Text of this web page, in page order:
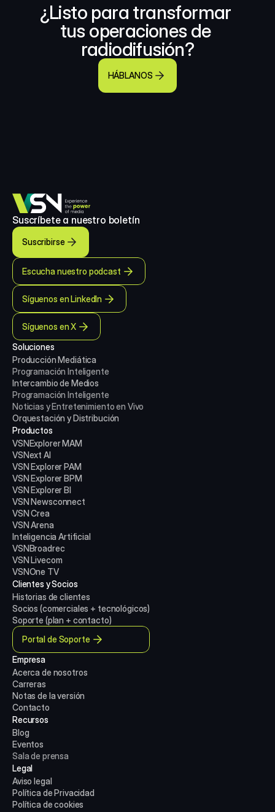
¿Listo para transformar
tus operaciones de
radiodifusión?
HÁBLANOS
Suscríbete a nuestro boletín
Suscribirse
Escucha nuestro podcast
Síguenos en LinkedIn
Síguenos en X
Soluciones
Producción Mediática
Programación Inteligente
Intercambio de Medios
Programación Inteligente
Noticias y Entretenimiento en Vivo
Orquestación y Distribución
Productos
VSNExplorer MAM
VSNext AI
VSN Explorer PAM
VSN Explorer BPM
VSN Explorer BI
VSN Newsconnect
VSN Crea
VSN Arena
Inteligencia Artificial
VSNBroadrec
VSN Livecom
VSNOne TV
Clientes y Socios
Historias de clientes
Socios (comerciales + tecnológicos)
Soporte (plan + contacto)
Portal de Soporte
Empresa
Acerca de nosotros
Carreras
Notas de la versión
Contacto
Recursos
Blog
Eventos
Sala de prensa
Legal
Aviso legal
Política de Privacidad
Política de cookies